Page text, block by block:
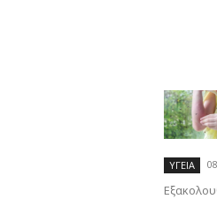
ΥΓΕΙΑ